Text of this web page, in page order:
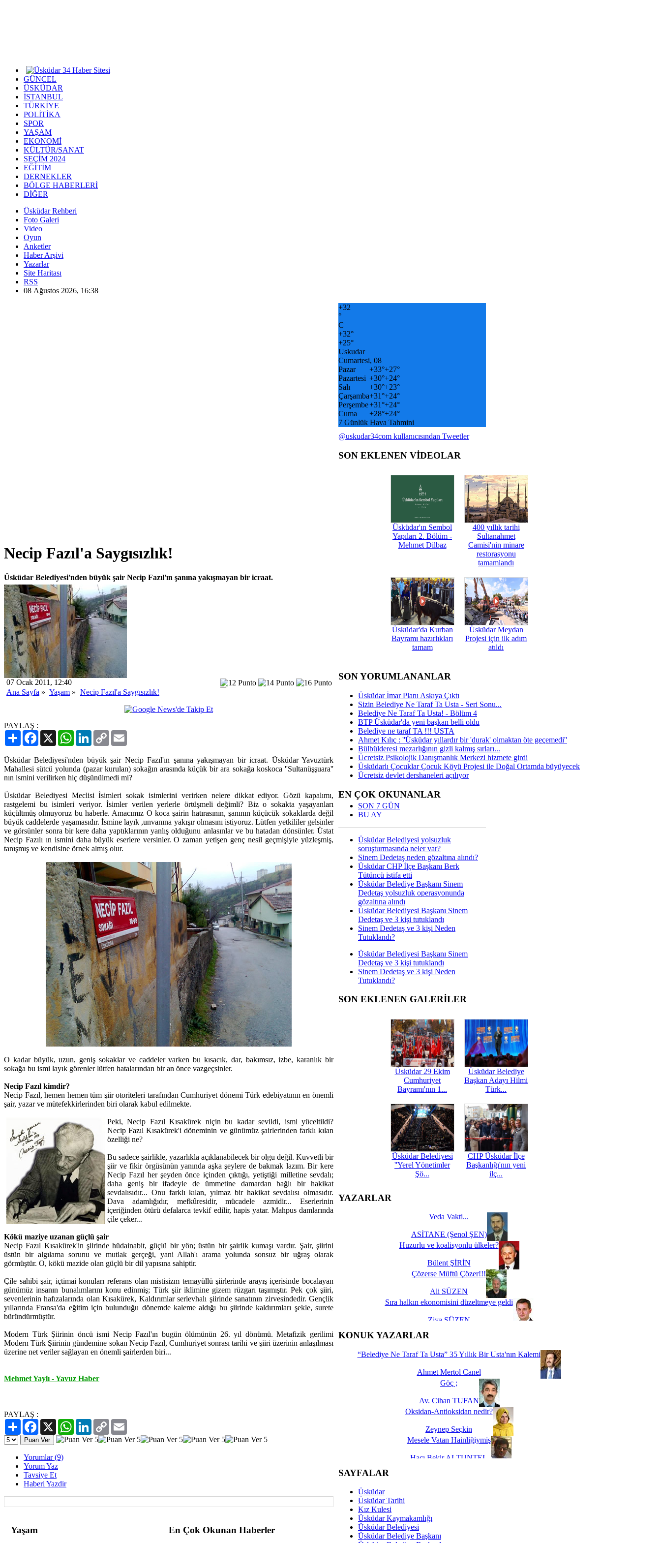
GÜNCEL
ÜSKÜDAR
İSTANBUL
TÜRKİYE
POLİTİKA
SPOR
YAŞAM
EKONOMİ
KÜLTÜR/SANAT
SEÇİM 2024
EĞİTİM
DERNEKLER
BÖLGE HABERLERİ
DİĞER
Üsküdar Rehberi
Foto Galeri
Video
Oyun
Anketler
Haber Arşivi
Yazarlar
Site Haritası
RSS
08 Ağustos 2026, 16:38
Necip Fazıl'a Saygısızlık!
Üsküdar Belediyesi'nden büyük şair Necip Fazıl'ın şanına yakışmayan bir icraat.
07 Ocak 2011, 12:40
Ana Sayfa » Yaşam » Necip Fazıl'a Saygısızlık!
PAYLAŞ :
PaylaşFacebook
X WhatsAppLinkedIn
Copy
Link
Üsküdar Belediyesi'nden büyük şair Necip Fazıl'ın şanına yakışmayan bir icraat. Üsküdar Yavuztürk
Mahallesi sütcü yolunda (pazar kurulan) sokağın arasında küçük bir ara sokağa koskoca ''Sultanüşşuara''
nın ismini verilirken hiç düşünülmedi mi?
Üsküdar Belediyesi Meclisi İsimleri sokak isimlerini verirken nelere dikkat ediyor. Gözü kapalımı,
rastgelemi bu isimleri veriyor. İsimler verilen yerlerle örtüşmeli değimli? Biz o sokakta yaşayanları
küçültmüş olmuyoruz bu haberle. Amacımız O koca şairin hatırasının, şanının küçücük sokaklarda değil
büyük caddelerde yaşamasıdır. İsmine layık ,unvanına yakışır olmasını istiyoruz. Lütfen yetkililer gelsinler
ve görsünler sonra bir kere daha yaptıklarının yanlış olduğunu anlasınlar ve bu hatadan dönsünler. Üstat
Necip Fazılı ın ismini daha büyük eserlere versinler. O zaman yetişen genç nesil geçmişiyle yüzleşmiş,
tanışmış ve kendisine örnek almış olur.
O kadar büyük, uzun, geniş sokaklar ve caddeler varken bu kısacık, dar, bakımsız, izbe, karanlık bir
sokağa bu ismi layık görenler lütfen hatalarından bir an önce vazgeçsinler.
Necip Fazıl kimdir?
Necip Fazıl, hemen hemen tüm şiir otoriteleri tarafından Cumhuriyet dönemi Türk edebiyatının en önemli
şair, yazar ve mütefekkirlerinden biri olarak kabul edilmekte.
Peki, Necip Fazıl Kısakürek niçin bu kadar sevildi, ismi yüceltildi?
Necip Fazıl Kısakürek'i döneminin ve günümüz şairlerinden farklı kılan
özelliği ne?
Bu sadece şairlikle, yazarlıkla açıklanabilecek bir olgu değil. Kuvvetli bir
şiir ve fikir örgüsünün yanında aşka şeylere de bakmak lazım. Bir kere
Necip Fazıl her şeyden önce içinden çıktığı, yetiştiği milletine sevdalı;
daha geniş bir ifadeyle de ümmetine damardan bağlı bir hakikat
sevdalısıdır... Onu farklı kılan, yılmaz bir hakikat sevdalısı olmasıdır.
Dava adamlığıdır, mefkûresidir, mücadele azmidir... Eserlerinin
içeriğinden ötürü defalarca tevkif edilir, hapis yatar. Mahpus damlarında
çile çeker...
Kökü maziye uzanan güçlü şair
Necip Fazıl Kısakürek'in şiirinde hüdainabit, güçlü bir yön; üstün bir şairlik kumaşı vardır. Şair, şiirini
üstün bir algılama sorunu ve mutlak gerçeği, yani Allah'ı arama yolunda sonsuz bir uğraş olarak
görmüştür. O, kökü mazide olan güçlü bir dil yapısına sahiptir.
Çile sahibi şair, içtimai konuları referans olan mistisizm temayüllü şiirlerinde arayış içerisinde bocalayan
günümüz insanın bunalımlarını konu edinmiş; Türk şiir iklimine gizem rüzgarı taşımıştır. Pek çok şiiri,
sevenlerinin hafızalarında olan Kısakürek, Kaldırımlar serlevhalı şiirinde sanatının zirvesindedir. Gençlik
yıllarında Fransa'da eğitim için bulunduğu dönemde kaleme aldığı bu şiirinde kaldırımları şekle, surete
büründürmüştür.
Modern Türk Şiirinin öncü ismi Necip Fazıl'ın bugün ölümünün 26. yıl dönümü. Metafizik gerilimi
Modern Türk Şiirinin gündemine sokan Necip Fazıl, Cumhuriyet sonrası tarihi ve şiiri üzerinin anlaşılması
üzerine net veriler sağlayan en önemli şairlerden biri...
Mehmet Yaylı - Yavuz Haber
PAYLAŞ :
PaylaşFacebook
X WhatsAppLinkedIn
Copy
Link
Yorumlar (9)
Yorum Yaz
Tavsiye Et
Haberi Yazdir
Yaşam En Çok Okunan Haberler
+32
°
C
+32°
+25°
Uskudar
Cumartesi, 08
Pazar
+33°+27°
Pazartesi +30°+24°
Salı
+30°+23°
Çarşamba+31°+24°
Perşembe+31°+24°
Cuma
+28°+24°
7 Günlük Hava Tahmini
@uskudar34com kullanıcısından Tweetler
SON EKLENEN VİDEOLAR
Üsküdar'ın Sembol
Yapıları 2. Bölüm -
Mehmet Dilbaz
400 yıllık tarihi
Sultanahmet
Camisi'nin minare
restorasyonu
tamamlandı
Üsküdar'da Kurban
Bayramı hazırlıkları
tamam
Üsküdar Meydan
Projesi için ilk adım
atıldı
SON YORUMLANANLAR
Üsküdar İmar Planı Askıya Çıktı
Sizin Belediye Ne Taraf Ta Usta - Seri Sonu...
Belediye Ne Taraf Ta Usta! - Bölüm 4
BTP Üsküdar'da yeni başkan belli oldu
Belediye ne taraf TA !!! USTA
Ahmet Kılıç : ''Üsküdar yıllardır bir 'durak' olmaktan öte geçemedi''
Bülbülderesi mezarlığının gizli kalmış sırları...
Ücretsiz Psikolojik Danışmanlık Merkezi hizmete girdi
Üsküdarlı Çocuklar Çocuk Köyü Projesi ile Doğal Ortamda büyüyecek
Ücretsiz devlet dershaneleri açılıyor
EN ÇOK OKUNANLAR
SON 7 GÜN
BU AY
Üsküdar Belediyesi yolsuzluk
soruşturmasında neler var?
Sinem Dedetaş neden gözaltına alındı?
Üsküdar CHP İlçe Başkanı Berk
Tütüncü istifa etti
Üsküdar Belediye Başkanı Sinem
Dedetaş yolsuzluk operasyonunda
gözaltına alındı
Üsküdar Belediyesi Başkanı Sinem
Dedetaş ve 3 kişi tutuklandı
Sinem Dedetaş ve 3 kişi Neden
Tutuklandı?
Üsküdar Belediyesi Başkanı Sinem
Dedetaş ve 3 kişi tutuklandı
Sinem Dedetaş ve 3 kişi Neden
Tutuklandı?
SON EKLENEN GALERİLER
Üsküdar 29 Ekim
Cumhuriyet
Bayramı'nın 1...
Üsküdar Belediye
Başkan Adayı Hilmi
Türk...
Üsküdar Belediyesi
''Yerel Yönetimler
Şö...
CHP Üsküdar İlçe
Başkanlığı'nın yeni
ilç...
YAZARLAR
Veda Vakti...
ASİTANE (Şenol ŞEN)
Huzurlu ve koalisyonlu ülkeler?
Bülent ŞİRİN
Çözerse Müftü Çözer!!!
Ali SÜZEN
Sıra halkın ekonomisini düzeltmeye geldi
Ziya SÜZEN
İşte Biz buyuz...
KONUK YAZARLAR
“Belediye Ne Taraf Ta Usta” 35 Yıllık Bir Usta'nın Kalemi
Ahmet Mertol Canel
Göç ;
Av. Cihan TUFAN
Oksidan-Antioksidan nedir?
Zeynep Seçkin
Mesele Vatan Hainliğiymiş
Hacı Bekir ALTUNTEL
Dünya Fani, Ama Kısa Bir Süre De Olsa Burdayız
Savaş ŞENEL
Hukukun Adaleti Kalmadı Üstadım!
SAYFALAR
Üsküdar
Üsküdar Tarihi
Kız Kulesi
Üsküdar Kaymakamlığı
Üsküdar Belediyesi
Üsküdar Belediye Başkanı